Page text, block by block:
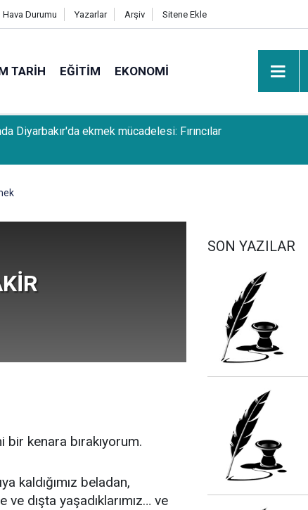
Hava Durumu Yazarlar Arşiv Sitene Ekle
TARIH EĞITIM EKONOMI
su tüketimi ciddi sağlık sorunlarına yol
bir kenara bırakıyorum.
kaldığımız beladan,
dışta yaşadıklarımız… ve
SON YAZILAR